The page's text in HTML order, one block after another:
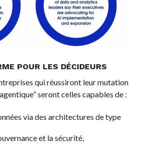
POUR LES DÉCIDEURS
qui réussiront leur mutation
seront celles capables de :
via des architectures de type
et la sécurité,